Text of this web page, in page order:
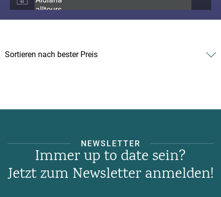
NEWSLETTER
Immer up to date sein?
Jetzt zum Newsletter anmelden!